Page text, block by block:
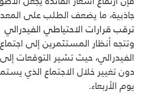
جاذبية، ما يضعف الطلب على
ترقب قرارات الاحتياطي الفيدرالي
وتتجه أنظار المستثمرين إلى اجتماع
الفيدرالي، حيث تشير التوقعات إلى
دون تغيير خلال الاجتماع الذي
يوم الأربعاء.